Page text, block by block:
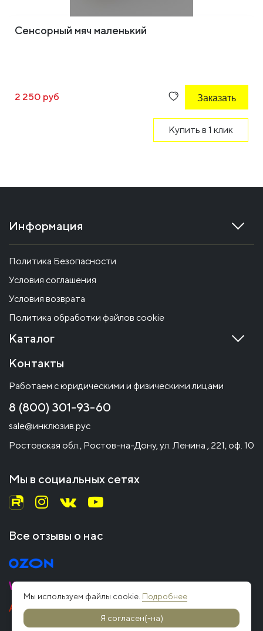
Сенсорный мяч маленький
2 250 руб Заказать
Купить в 1 клик
Информация
Политика Безопасности
Условия соглашения
Условия возврата
Политика обработки файлов cookie
Каталог
Контакты
Работаем с юридическими и физическими лицами
8 (800) 301-93-60
sale@инклюзив.рус
Ростовская обл., Ростов-на-Дону, ул. Ленина , 221, оф. 10
Мы в социальных сетях
Все отзывы о нас
Мы используем файлы cookie. Подробнее
Я согласен(-на)